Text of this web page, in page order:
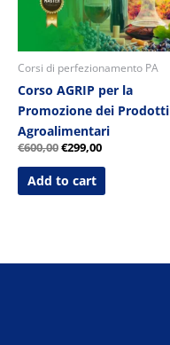
Corsi di perfezionamento PA
Corso AGRIP per la
Promozione dei Prodotti
Agroalimentari
€600,00€299,00
Add to cart